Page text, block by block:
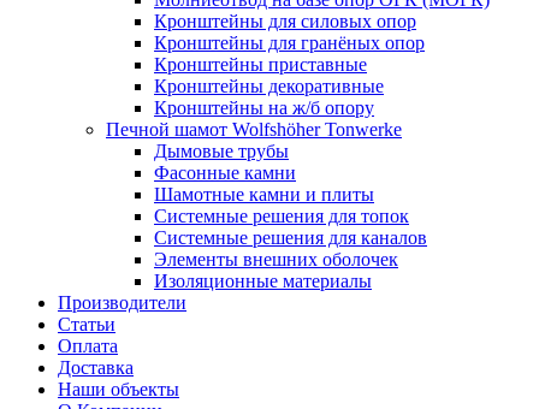
Кронштейны для силовых опор
Кронштейны для гранёных опор
Кронштейны приставные
Кронштейны декоративные
Кронштейны на ж/б опору
Печной шамот Wolfshöher Tonwerke
Дымовые трубы
Фасонные камни
Шамотные камни и плиты
Системные решения для топок
Системные решения для каналов
Элементы внешних оболочек
Изоляционные материалы
Производители
Статьи
Оплата
Доставка
Наши объекты